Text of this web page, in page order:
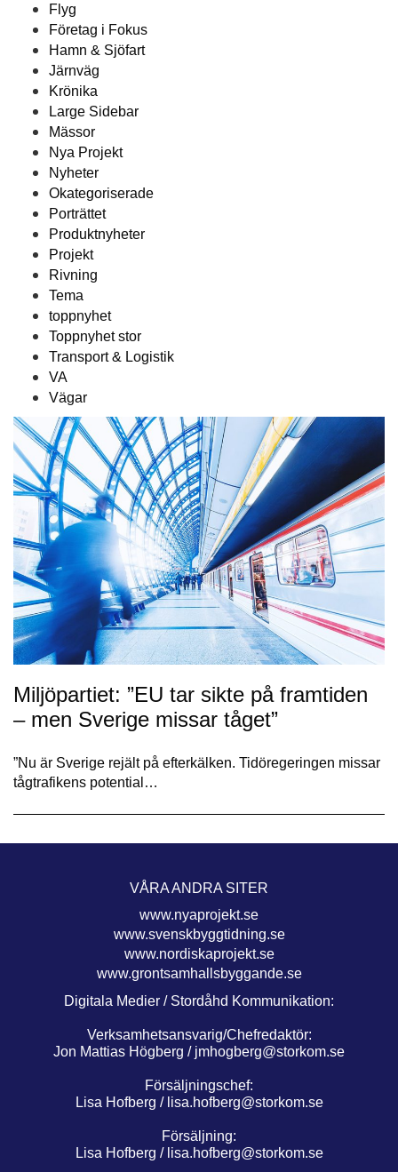
Flyg
Företag i Fokus
Hamn & Sjöfart
Järnväg
Krönika
Large Sidebar
Mässor
Nya Projekt
Nyheter
Okategoriserade
Porträttet
Produktnyheter
Projekt
Rivning
Tema
toppnyhet
Toppnyhet stor
Transport & Logistik
VA
Vägar
Miljöpartiet: ”EU tar sikte på framtiden
– men Sverige missar tåget”
”Nu är Sverige rejält på efterkälken. Tidöregeringen missar
tågtrafikens potential…
VÅRA ANDRA SITER
www.nyaprojekt.se
www.svenskbyggtidning.se
www.nordiskaprojekt.se
www.grontsamhallsbyggande.se
Digitala Medier / Stordåhd Kommunikation:
Verksamhetsansvarig/Chefredaktör:
Jon Mattias Högberg / jmhogberg@storkom.se
Försäljningschef:
Lisa Hofberg / lisa.hofberg@storkom.se
Försäljning:
Lisa Hofberg / lisa.hofberg@storkom.se